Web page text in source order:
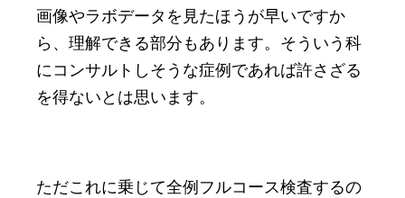
画像やラボデータを見たほうが早いですか
ら、理解できる部分もあります。そういう科
にコンサルトしそうな症例であれば許さざる
を得ないとは思います。
ただこれに乗じて全例フルコース検査するの